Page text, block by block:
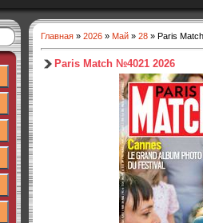
Главная » 2026 » Май » 28 » Paris
Paris Match №4021 2026